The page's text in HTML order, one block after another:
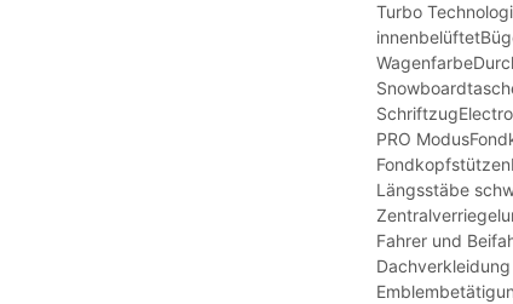
Turbo
PRO
Längsstäbe
Fahrer und